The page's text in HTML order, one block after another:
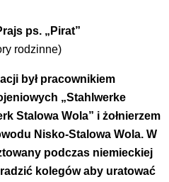
ps. „Pirat”
rodzinne)
był pracownikiem
„Stahlwerke
Stalowa Wola” i żołnierzem
Nisko-Stalowa Wola. W
podczas niemieckiej
kolegów aby uratować